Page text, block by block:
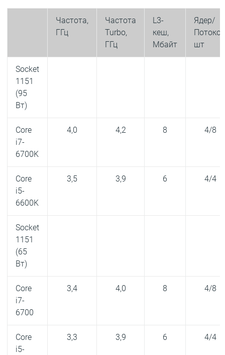
Частота,
ГГц
Частота
Turbo,
ГГц
L3-
кеш,
Мбайт
Ядер/
шт
Socket
1151
(95
Вт)
Core
i7-
6700K
4,0 4,2 8 4/8
Core
i5-
6600K
3,5 3,9 6 4/4
Socket
1151
(65
Вт)
Core
i7-
6700
3,4 4,0 8 4/8
Core
i5-
3,3 3,9 6 4/4